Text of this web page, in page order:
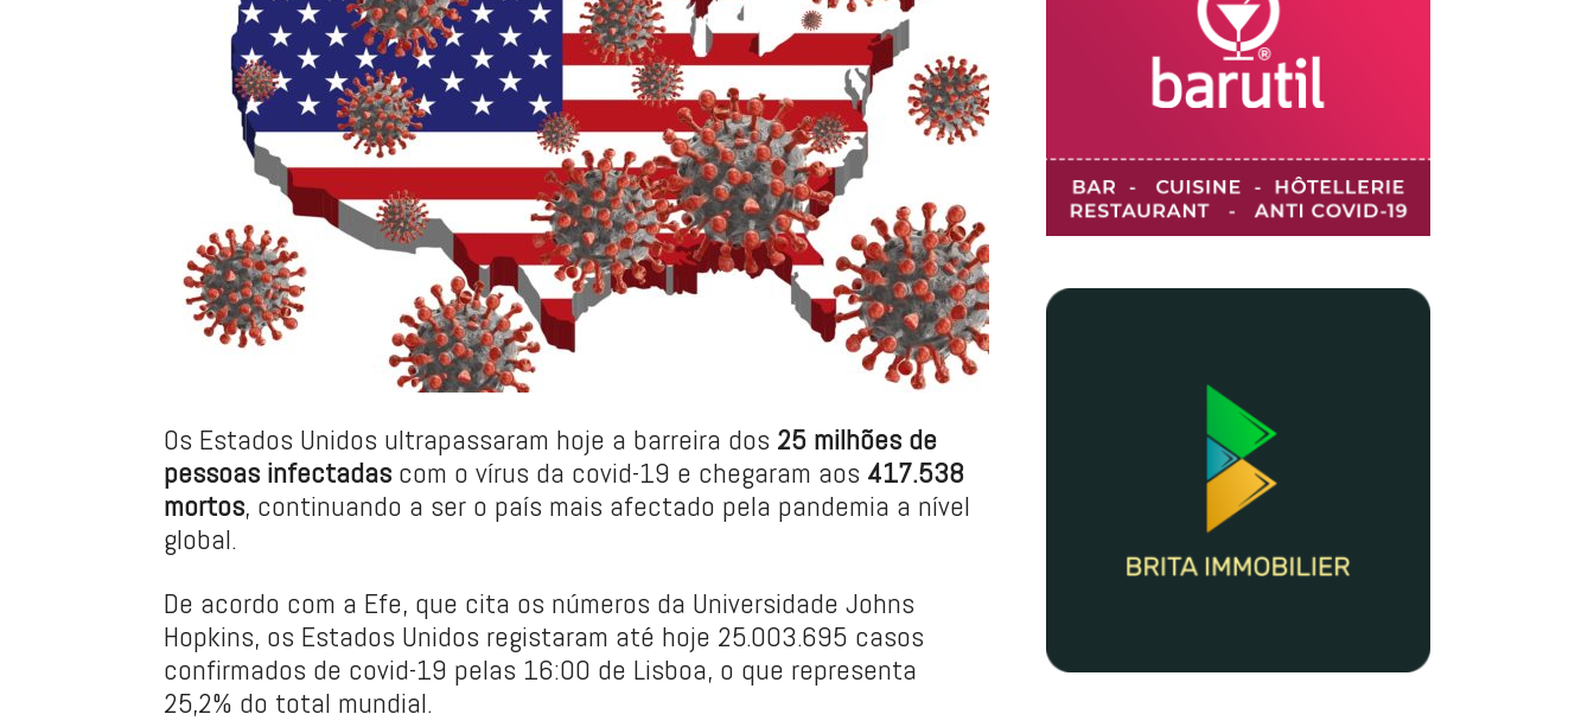
Os Estados Unidos ultrapassaram hoje a barreira dos 25 milhões de
pessoas infectadas com o vírus da covid-19 e chegaram aos 417.538
mortos, continuando a ser o país mais afectado pela pandemia a nível
global.
De acordo com a Efe, que cita os números da Universidade Johns
Hopkins, os Estados Unidos registaram até hoje 25.003.695 casos
confirmados de covid-19 pelas 16:00 de Lisboa, o que representa
25,2% do total mundial.